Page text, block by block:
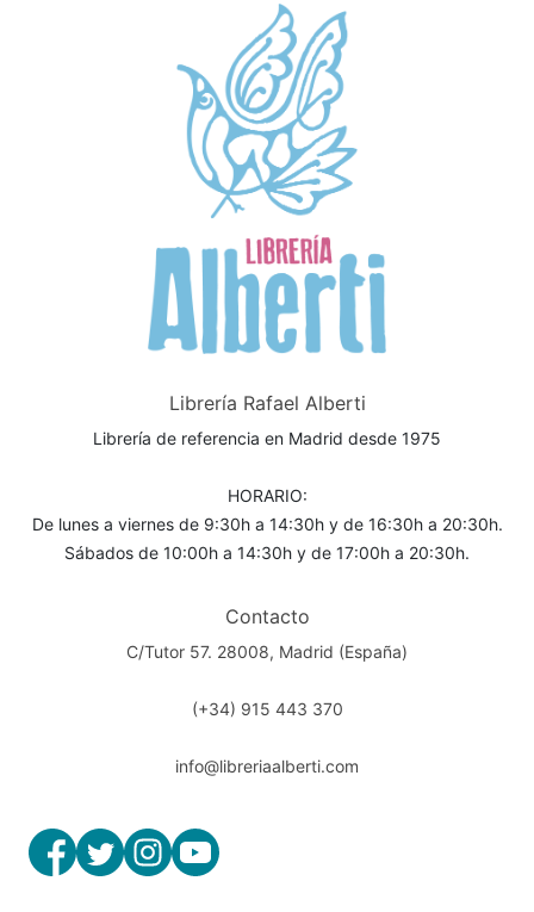
Librería Rafael Alberti
Librería de referencia en Madrid desde 1975
HORARIO:
De lunes a viernes de 9:30h a 14:30h y de 16:30h a 20:30h.
Sábados de 10:00h a 14:30h y de 17:00h a 20:30h.
Contacto
C/Tutor 57. 28008, Madrid (España)
(+34) 915 443 370
info@libreriaalberti.com